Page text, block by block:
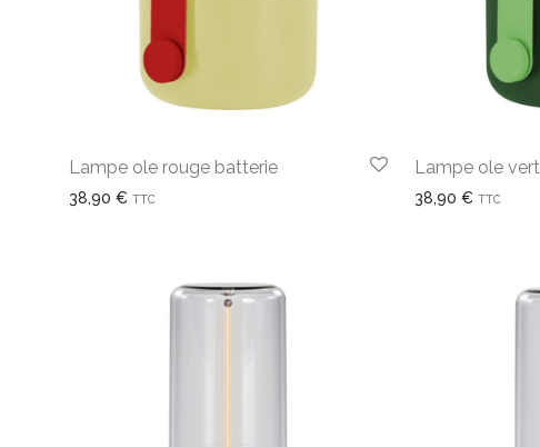
Lampe ole rouge batterie
38,90 € TTC
Lampe ole
38,90 € TTC